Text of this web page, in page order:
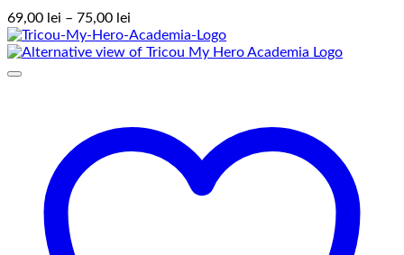
69,00 lei – 75,00 lei
de
prețuri: